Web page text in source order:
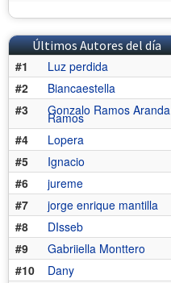
Últimos Autores del día
#1
Luz perdida
#2
Biancaestella
#3
Gonzalo Ramos Aranda
Ramos
#4
Lopera
#5
Ignacio
#6
jureme
#7
jorge enrique mantilla
#8
DIsseb
#9
Gabriiella Monttero
#10
Dany